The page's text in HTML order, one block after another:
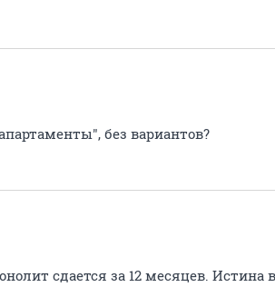
без вариантов?
сдается за 12 месяцев. Истина